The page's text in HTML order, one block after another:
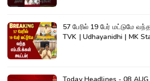
57 பேரில் 19 பேர் மட்டுமே
TVK | Udhayanidhi | MK